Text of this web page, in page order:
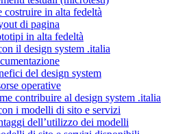
costruire in alta fedeltà
di pagina
in alta fedeltà
il design system .italia
del design system
operative
contribuire al design system .italia
i modelli di sito e servizi
dell’utilizzo dei modelli